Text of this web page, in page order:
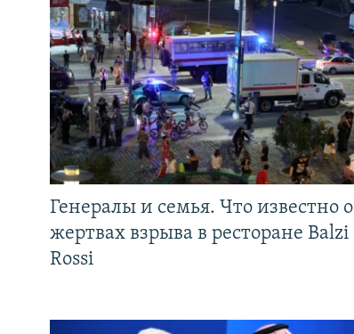
Генералы и семья. Что известно о
жертвах взрыва в ресторане Balzi
Rossi